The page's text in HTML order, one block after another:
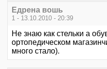
Едрена вошь
1 - 13.10.2010 - 20:39
Не знаю как стельки а
ортопедическом
много стало).